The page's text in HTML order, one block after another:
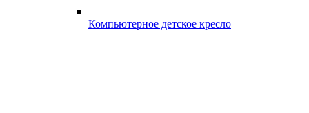
Компьютерное детское кресло